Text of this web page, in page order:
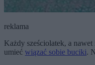
reklama
Każdy sześciolatek, a
umieć wiązać sobie buciki.